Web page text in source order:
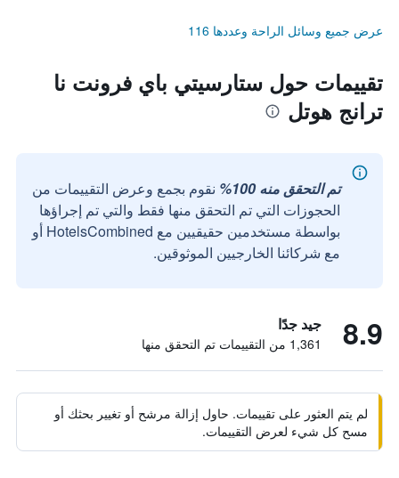
عرض جميع وسائل الراحة وعددها 116
تقييمات حول ستارسيتي باي فرونت نا
ترانج هوتل
تم التحقق منه 100%
نقوم بجمع وعرض التقييمات من
الحجوزات التي تم التحقق منها فقط والتي تم إجراؤها
بواسطة مستخدمين حقيقيين مع HotelsCombined أو
مع شركائنا الخارجيين الموثوقين.
8.9 جيد جدًا
1,361 من التقييمات تم التحقق منها
لم يتم العثور على تقييمات. حاول إزالة مرشح أو تغيير بحثك أو
مسح كل شيء لعرض التقييمات.